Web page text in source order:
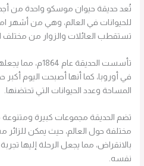
تُعد حديقة حيوان موسكو واحدة من
للحيوانات في العالم، وهي من أشهر
تستقطب العائلات والزوار من مختلف
تأسست الحديقة
في أوروبا، كما أنها أصبحت اليوم
المساحة وعدد الحيوانات التي تحتضنها.
تضم الحديقة مجموعات كبيرة ومتنوعة
مختلفة حول العالم، حيث يمكن للزائر
بالانقراض، مما يجعل الرحلة إليها
نفسه.